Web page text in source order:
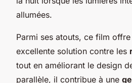
allumées.
Parmi ses atouts, ce film
excellente solution contre les
tout en améliorant le design
parallèle, il contribue à une